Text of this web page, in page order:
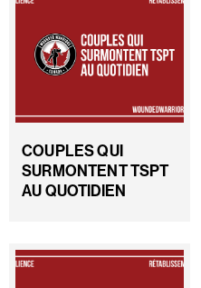
COUPLES QUI
SURMONTENT TSPT
AU QUOTIDIEN